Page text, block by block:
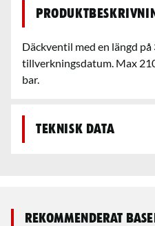
Däckventil med en längd på
tillverkningsdatum. Max
bar.
Teknisk data
Rekommenderat